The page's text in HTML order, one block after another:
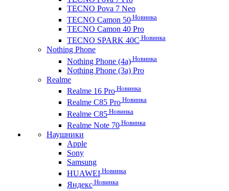
TECNO Pova 7 Neo
TECNO Camon 50 Новинка
TECNO Camon 40 Pro
TECNO SPARK 40C Новинка
Nothing Phone
Nothing Phone (4a) Новинка
Nothing Phone (3a) Pro
Realme
Realme 16 Pro Новинка
Realme C85 Pro Новинка
Realme C85 Новинка
Realme Note 70 Новинка
Наушники
Apple
Sony
Samsung
HUAWEI Новинка
Яндекс Новинка